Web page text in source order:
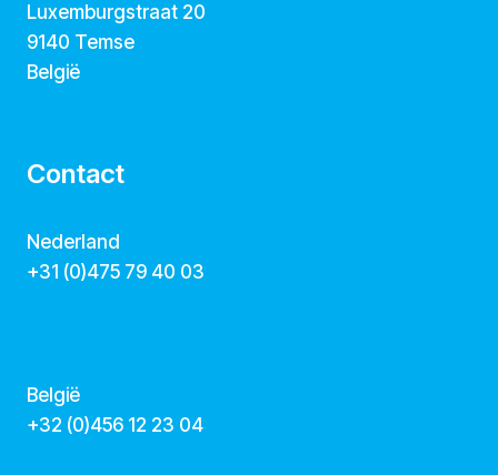
Luxemburgstraat 20
9140 Temse
België
Contact
Nederland
+31 (0)475 79 40 03
België
‭+32 (0)456 12 23 04‬